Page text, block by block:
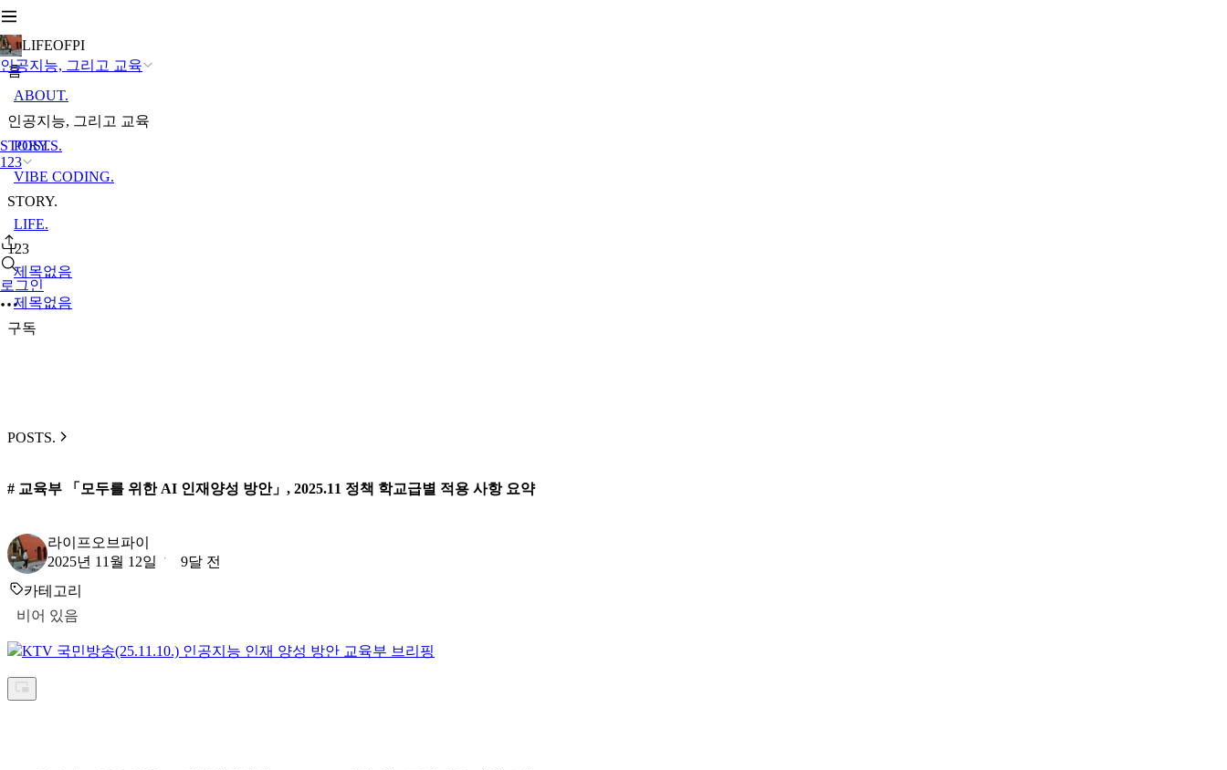
LIFEOFPI
인공지능, 그리고 교육
STORY.
123
로그인
홈
ABOUT.
인공지능, 그리고 교육
POSTS.
VIBE CODING.
STORY.
LIFE.
123
제목없음
제목없음
구독
POSTS.
# 교육부 「모두를 위한 AI 인재양성 방안」, 2025.11 정책 학교급별 적용 사항 요약
라이프오브파이
2025년 11월 12일
9달 전
카테고리
비어 있음
KTV 국민방송(25.11.10.) 인공지능 인재 양성 방안 교육부 브리핑